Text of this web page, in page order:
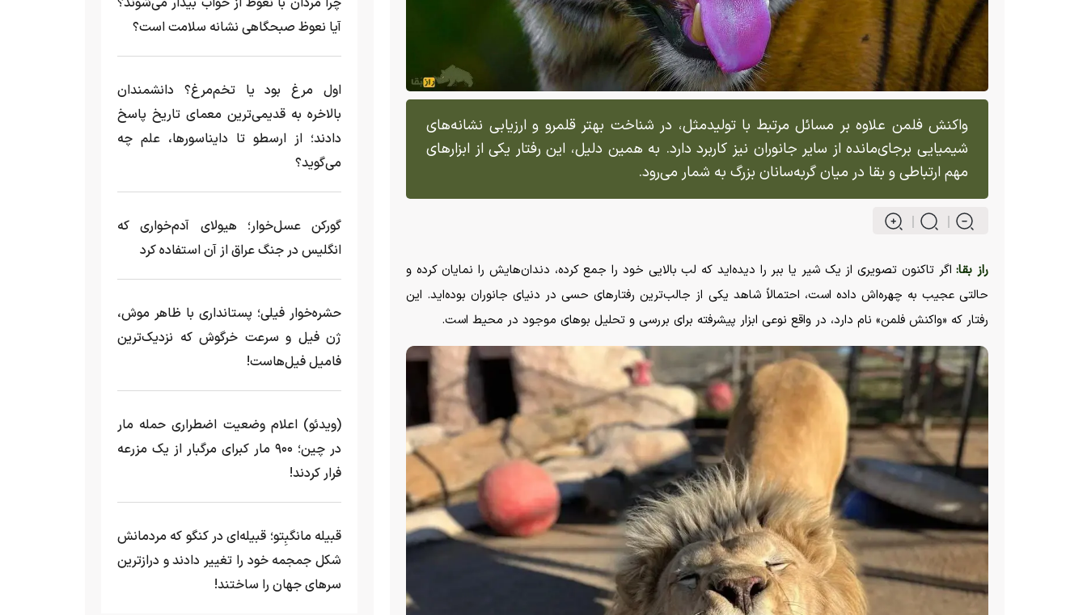
واکنش فلمن علاوه بر مسائل مرتبط با تولیدمثل، در شناخت بهتر قلمرو و ارزیابی نشانه‌های
شیمیایی برجای‌مانده از سایر جانوران نیز کاربرد دارد. به همین دلیل، این رفتار یکی از ابزارهای
مهم ارتباطی و بقا در میان گربه‌سانان بزرگ به شمار می‌رود.
راز بقا: اگر تاکنون تصویری از یک شیر یا ببر را دیده‌اید که لب بالایی خود را جمع کرده، دندان‌هایش را نمایان کرده و
حالتی عجیب به چهره‌اش داده است، احتمالاً شاهد یکی از جالب‌ترین رفتارهای حسی در دنیای جانوران بوده‌اید. این
رفتار که «واکنش فلمن» نام دارد، در واقع نوعی ابزار پیشرفته برای بررسی و تحلیل بوهای موجود در محیط است.
آیا نعوظ صبحگاهی نشانه سلامت است؟
اول مرغ بود یا تخم‌مرغ؟ دانشمندان
بالاخره به قدیمی‌ترین معمای تاریخ پاسخ
دادند؛ از ارسطو تا دایناسورها، علم چه
می‌گوید؟
گورکن عسل‌خوار؛ هیولای آدم‌خواری که
انگلیس در جنگ عراق از آن استفاده کرد
حشره‌خوار فیلی؛ پستانداری با ظاهر موش،
ژن فیل و سرعت خرگوش که نزدیک‌ترین
فامیل فیل‌هاست!
(ویدئو) اعلام وضعیت اضطراری حمله مار‌
در چین؛ ۹۰۰ مار کبرای مرگبار از یک مزرعه‌
فرار کردند!
قبیله مانگبِتو؛ قبیله‌ای در کنگو که مردمانش
شکل جمجمه خود را تغییر دادند و درازترین
سرهای جهان را ساختند!